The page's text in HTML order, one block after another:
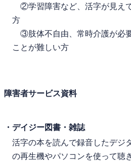
②学習障害など、活字が見え
方
③肢体不自由、常時介護が必
ことが難しい方
障害者サービス資料
・デイジー図書・雑誌
活字の本を読んで録音したデジ
の再生機やパソコンを使って聴